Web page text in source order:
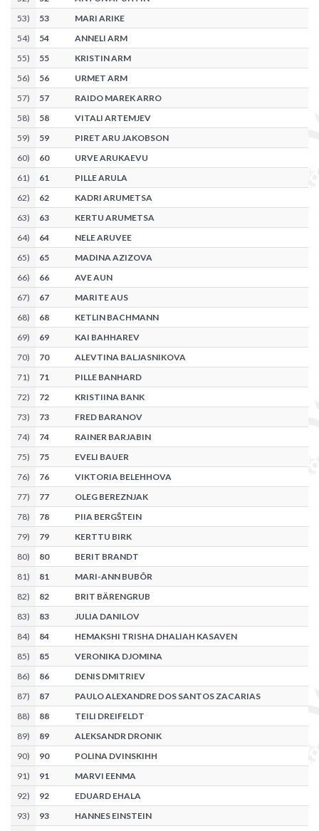
53) 53
MARI ARIKE
54) 54
ANNELI ARM
55) 55
KRISTIN ARM
56) 56
URMET ARM
57) 57
RAIDO MAREK ARRO
58) 58
VITALI ARTEMJEV
59) 59
PIRET ARU JAKOBSON
60) 60
URVE ARUKAEVU
61) 61
PILLE ARULA
62) 62
KADRI ARUMETSA
63) 63
KERTU ARUMETSA
64) 64
NELE ARUVEE
65) 65
MADINA AZIZOVA
66) 66
AVE AUN
67) 67
MARITE AUS
68) 68
KETLIN BACHMANN
69) 69
KAI BAHHAREV
70) 70
ALEVTINA BALJASNIKOVA
71) 71
PILLE BANHARD
72) 72
KRISTIINA BANK
73) 73
FRED BARANOV
74) 74
RAINER BARJABIN
75) 75
EVELI BAUER
76) 76
VIKTORIA BELEHHOVA
77) 77
OLEG BEREZNJAK
78) 78
PIIA BERGŠTEIN
79) 79
KERTTU BIRK
80) 80
BERIT BRANDT
81) 81
MARI-ANN BUBÕR
82) 82
BRIT BÄRENGRUB
83) 83
JULIA DANILOV
84) 84
HEMAKSHI TRISHA DHALIAH KASAVEN
85) 85
VERONIKA DJOMINA
86) 86
DENIS DMITRIEV
87) 87
PAULO ALEXANDRE DOS SANTOS ZACARIAS
88) 88
TEILI DREIFELDT
89) 89
ALEKSANDR DRONIK
90) 90
POLINA DVINSKIHH
91) 91
MARVI EENMA
92) 92
EDUARD EHALA
93) 93
HANNES EINSTEIN